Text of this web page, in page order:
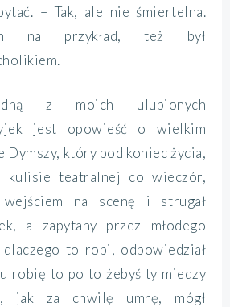
– Tak, ale nie śmiertelna.
na przykład, też był
z moich ulubionych
jest opowieść o wielkim
Dymszy, który pod koniec życia,
kulisie teatralnej co wieczór,
wejściem na scenę i strugał
a zapytany przez młodego
dlaczego to robi, odpowiedział
robię to po to żebyś ty miedzy
jak za chwilę umrę, mógł